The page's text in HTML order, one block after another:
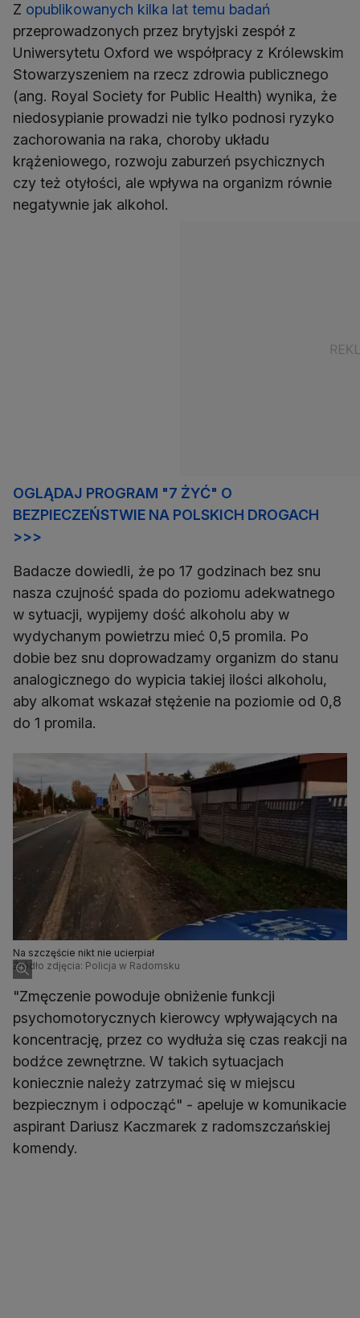
Z opublikowanych kilka lat temu badań
przeprowadzonych przez brytyjski zespół z
Uniwersytetu Oxford we współpracy z Królewskim
Stowarzyszeniem na rzecz zdrowia publicznego
(ang. Royal Society for Public Health) wynika, że
niedosypianie prowadzi nie tylko podnosi ryzyko
zachorowania na raka, choroby układu
krążeniowego, rozwoju zaburzeń psychicznych
czy też otyłości, ale wpływa na organizm równie
negatywnie jak alkohol.
OGLĄDAJ PROGRAM "7 ŻYĆ" O
BEZPIECZEŃSTWIE NA POLSKICH DROGACH
>>>
Badacze dowiedli, że po 17 godzinach bez snu
nasza czujność spada do poziomu adekwatnego
w sytuacji, wypijemy dość alkoholu aby w
wydychanym powietrzu mieć 0,5 promila. Po
dobie bez snu doprowadzamy organizm do stanu
analogicznego do wypicia takiej ilości alkoholu,
aby alkomat wskazał stężenie na poziomie od 0,8
do 1 promila.
Na szczęście nikt nie ucierpiał
Źródło zdjęcia: Policja w Radomsku
"Zmęczenie powoduje obniżenie funkcji
psychomotorycznych kierowcy wpływających na
koncentrację, przez co wydłuża się czas reakcji na
bodźce zewnętrzne. W takich sytuacjach
koniecznie należy zatrzymać się w miejscu
bezpiecznym i odpocząć" - apeluje w komunikacie
aspirant Dariusz Kaczmarek z radomszczańskiej
komendy.